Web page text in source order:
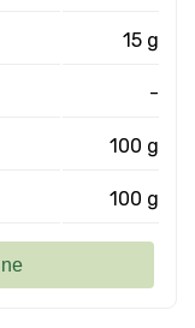
15 g
-
100 g
100 g